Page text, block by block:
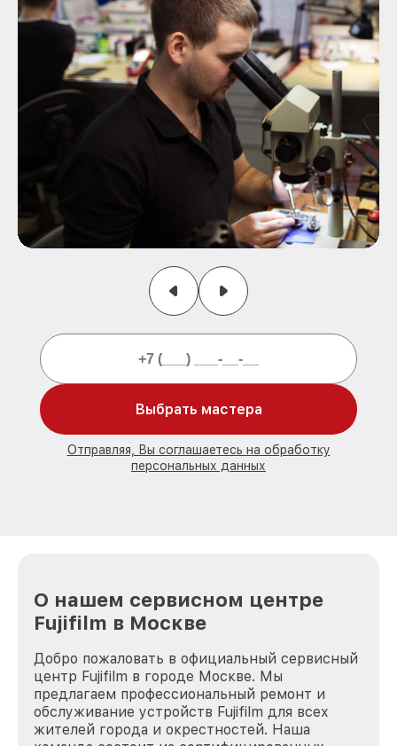
Выбрать мастера
Отправляя, Вы соглашаетесь на обработку
персональных данных
О нашем сервисном центре
Fujifilm в Москве
Добро пожаловать в официальный сервисный
центр Fujifilm в городе Москве. Мы
предлагаем профессиональный ремонт и
обслуживание устройств Fujifilm для всех
жителей города и окрестностей. Наша